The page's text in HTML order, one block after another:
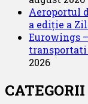
Aeroportul
a ediție a
Eurowings
2026
CATEGORII